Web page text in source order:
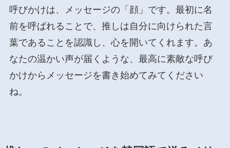
呼びかけは、メッセージの「顔」です。最初に名
前を呼ばれることで、推しは自分に向けられた言
葉であることを認識し、心を開いてくれます。あ
なたの温かい声が届くような、最高に素敵な呼び
かけからメッセージを書き始めてみてください
ね。